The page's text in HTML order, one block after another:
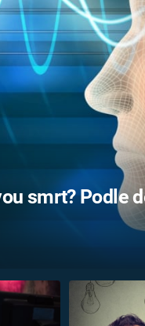
UFO A
smrt? Podle